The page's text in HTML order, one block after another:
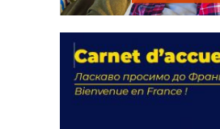
actions
18 septembre 2023
FEUILLETER